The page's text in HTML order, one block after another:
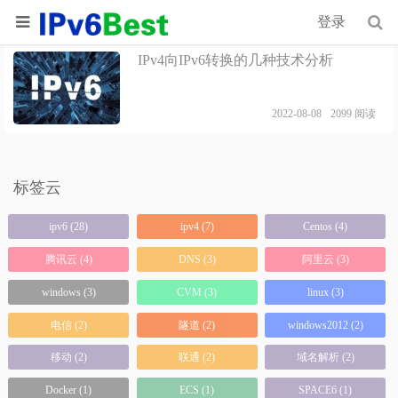
登录
首页 翻译
IPv4向IPv6转换的几种技术分析
2022-08-08 2099 阅读
标签云
ipv6 (28) ipv4 (7) Centos (4)
腾讯云 (4) DNS (3) 阿里云 (3)
windows (3) CVM (3) linux (3)
电信 (2) 隧道 (2) windows2012 (2)
移动 (2) 联通 (2) 域名解析 (2)
Docker (1) ECS (1) SPACE6 (1)